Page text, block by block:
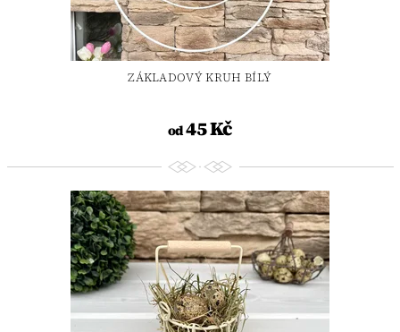
ZÁKLADOVÝ KRUH BÍLÝ
od45 Kč